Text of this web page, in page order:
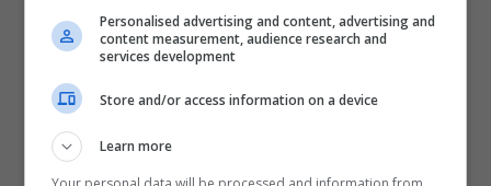
Personalised advertising and content, advertising and
content measurement, audience research and
services development
Store and/or access information on a device
Learn more